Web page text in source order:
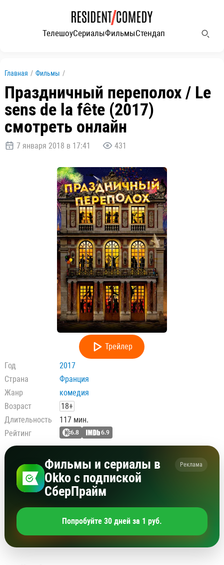
ТелешоуСериалыФильмыСтендап
Главная / Фильмы /
Праздничный переполох / Le
sens de la fête (2017)
смотреть онлайн
7 января 2018 в 17:41 431
Трейлер
Год
2017
Страна
Франция
Жанр
комедия
Возраст
18+
Длительность
117 мин.
Рейтинг
6.8 6.9
Фильмы и сериалы в
Okko с подпиской
СберПрайм
Реклама
Попробуйте 30 дней за 1 руб.